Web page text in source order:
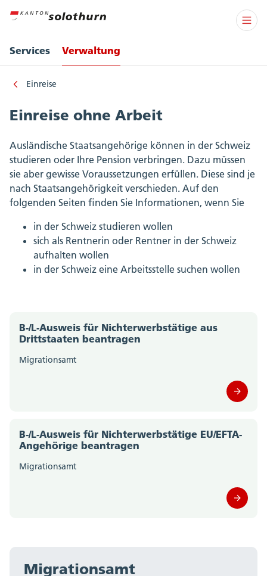
Services Verwaltung
Einreise
Einreise ohne Arbeit
Ausländische Staatsangehörige können in der Schweiz
studieren oder Ihre Pension verbringen. Dazu müssen
sie aber gewisse Voraussetzungen erfüllen. Diese sind je
nach Staatsangehörigkeit verschieden. Auf den
folgenden Seiten finden Sie Informationen, wenn Sie
in der Schweiz studieren wollen
sich als Rentnerin oder Rentner in der Schweiz
aufhalten wollen
in der Schweiz eine Arbeitsstelle suchen wollen
B-/L-Ausweis für Nichterwerbstätige aus
Drittstaaten beantragen
Migrationsamt
B-/L-Ausweis für Nichterwerbstätige EU/EFTA-
Angehörige beantragen
Migrationsamt
Migrationsamt